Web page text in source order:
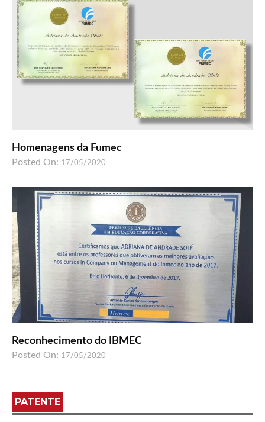
Homenagens da Fumec
Posted On: 17/05/2020
Reconhecimento do IBMEC
Posted On: 17/05/2020
PATENTE